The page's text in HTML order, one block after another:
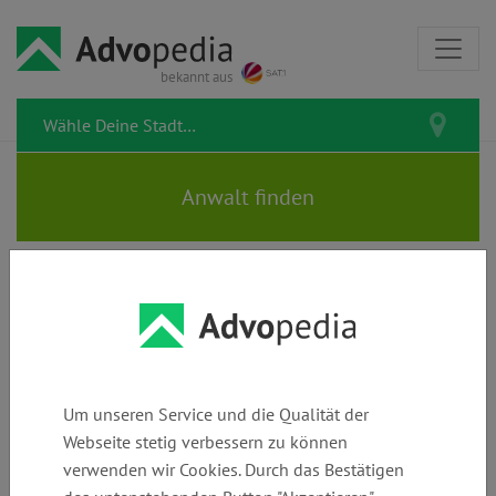
bekannt aus
Vorlagen & Musterbriefe
Verträge Schmerzensgeld &
Gebrauchtwagen mit Mängeln?
Um unseren Service und die Qualität der
Webseite stetig verbessern zu können
verwenden wir Cookies. Durch das Bestätigen